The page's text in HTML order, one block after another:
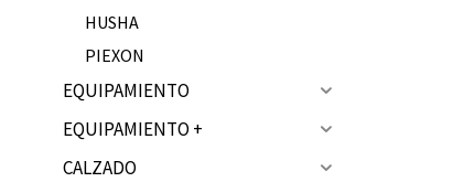
HUSHA
PIEXON
EQUIPAMIENTO
EQUIPAMIENTO +
CALZADO